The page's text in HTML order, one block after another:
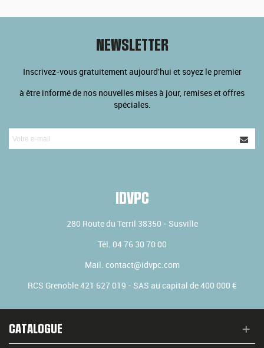
NEWSLETTER
Inscrivez-vous gratuitement aujourd'hui et soyez le premier
à être informé de nos nouvelles mises à jour, remises et offres
spéciales.
IDVPC
280 Route du Terril 38350 - Susville
Tél. 04 76 30 70 00
Mail. contact@idvpc.com
RCS Grenoble 421 627 019 - SAS au capital de 400 000 €
CATALOGUE